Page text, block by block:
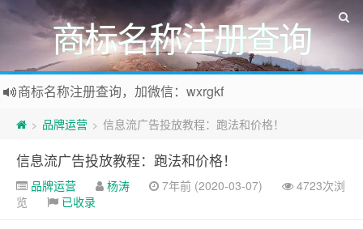
商标名称注册查询
商标名称注册查询，加微信：wxrgkf
商标注册和购买，加微信：wxrgkf
> 品牌运营 > 信息流广告投放教程：跑法和价格！
信息流广告投放教程：跑法和价格！
品牌运营 杨涛 7年前 (2020-03-07)
4723次浏
览
已收录